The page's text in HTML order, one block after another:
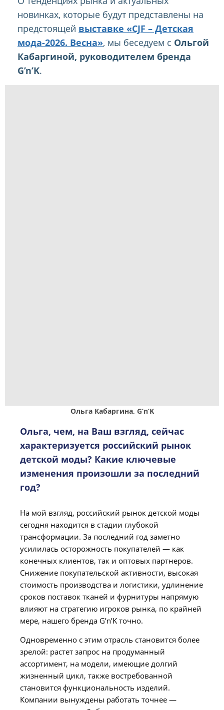
новинках, которые будут представлены на
предстоящей выставке «CJF – Детская
мода-2026. Весна», мы беседуем с Ольгой
Кабаргиной, руководителем бренда
G’n’K.
Ольга Кабаргина, G’n’K
Ольга, чем, на Ваш взгляд, сейчас
характеризуется российский рынок
детской моды? Какие ключевые
изменения произошли за последний
год?
На мой взгляд, российский рынок детской моды
сегодня находится в стадии глубокой
трансформации. За последний год заметно
усилилась осторожность покупателей — как
конечных клиентов, так и оптовых партнеров.
Снижение покупательской активности, высокая
стоимость производства и логистики, удлинение
сроков поставок тканей и фурнитуры напрямую
влияют на стратегию игроков рынка, по крайней
мере, нашего бренда G’n’K точно.
Одновременно с этим отрасль становится более
зрелой: растет запрос на продуманный
ассортимент, на модели, имеющие долгий
жизненный цикл, также востребованной
становится функциональность изделий.
Компании вынуждены работать точнее —